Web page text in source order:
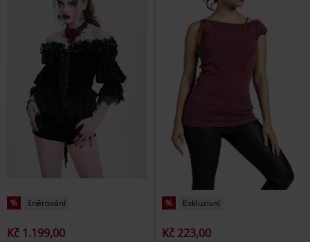
% šněrování
Kč 1.199,00
% Exkluzivní
Kč 223,00